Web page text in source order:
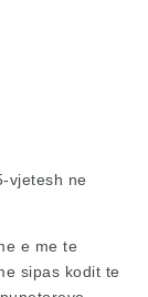
vjetesh ne
e me te
sipas kodit te